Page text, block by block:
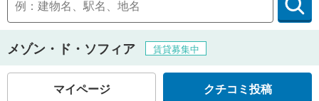
メゾン・ド・ソフィア 賃貸募集中
マイページ クチコミ投稿